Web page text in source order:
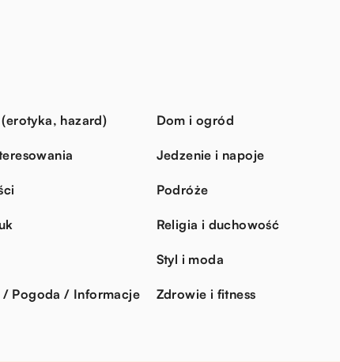
hazard) Dom i ogród
Jedzenie i napoje
Podróże
Religia i duchowość
Styl i moda
Pogoda / Informacje Zdrowie i fitness